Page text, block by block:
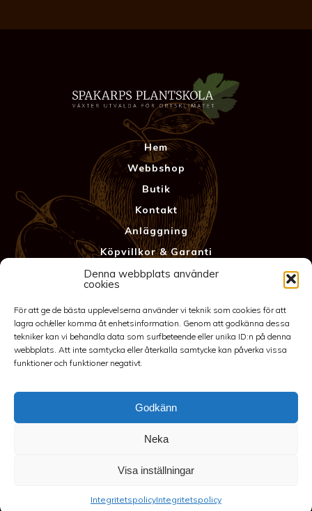
Denna webbplats använder
cookies
För att ge de bästa upplevelserna använder vi teknik som cookies för att
lagra och/eller komma åt enhetsinformation. Genom att godkänna dessa
tekniker kan vi behandla data som surfbeteende eller unika ID:n på denna
webbplats. Att inte samtycka eller återkalla samtycke kan påverka vissa
funktioner och funktioner negativt.
Godkänn
Neka
Visa inställningar
IntegritetspolicyIntegritetspolicy
Hem
Webbshop
Butik
Kontakt
Anläggning
Köpvillkor & Garanti
Integritetspolicy
spakarp@outlook.com